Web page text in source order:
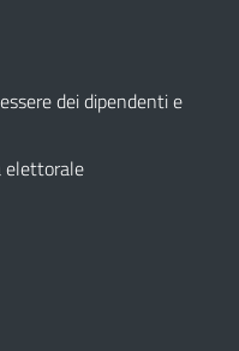
dei dipendenti e
elettorale